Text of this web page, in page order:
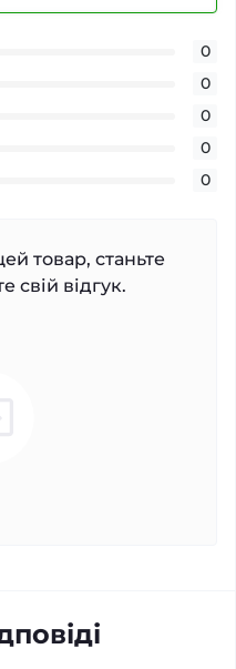
0
0
0
0
0
товар, станьте
свій відгук.